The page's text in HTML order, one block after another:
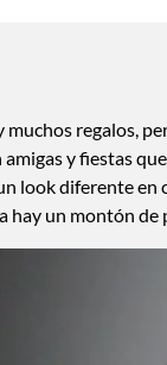
muchos regalos,
amigas y fiestas
look diferente en
hay un montón de